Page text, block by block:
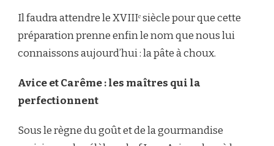
Il faudra attendre le XVIIIᵉ siècle pour que cette
préparation prenne enfin le nom que nous lui
connaissons aujourd’hui : la pâte à choux.
Avice et Carême : les maîtres qui la
perfectionnent
Sous le règne du goût et de la gourmandise